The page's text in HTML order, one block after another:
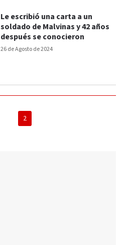
26 de Agosto de 2024
Le escribió una carta a un
soldado de Malvinas y 42 años
después se conocieron
2